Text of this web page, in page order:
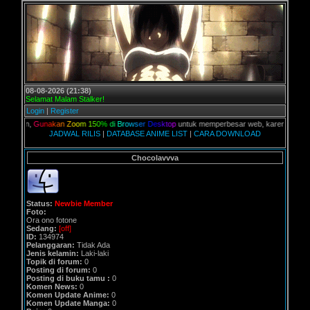
08-08-2026 (21:38)
Selamat Malam Stalker!
Login | Register
unakan Zoom 150% di Browser Des ktopuntuk memperbesar web, karena aslinya
JADWAL RILIS | DATABASE ANIME LIST | CARA DOWNLOAD
Chocolavvva
Status: Newbie Member
Foto:
Ora ono fotone
Sedang: [off]
ID: 134974
Pelanggaran: Tidak Ada
Jenis kelamin: Laki-laki
Topik di forum: 0
Posting di forum: 0
Posting di buku tamu : 0
Komen News: 0
Komen Update Anime: 0
Komen Update Manga: 0